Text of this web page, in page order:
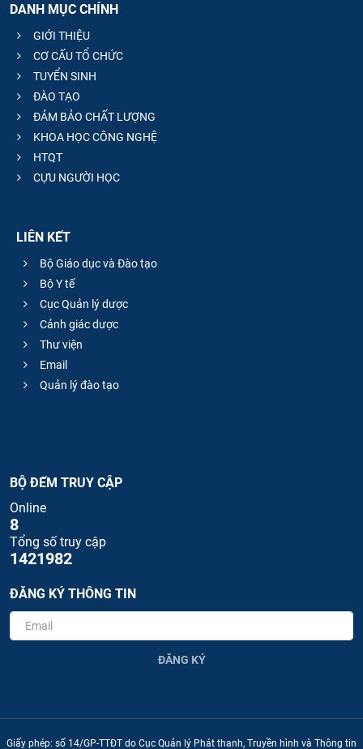
DANH MỤC CHÍNH
GIỚI THIỆU
CƠ CẤU TỔ CHỨC
TUYỂN SINH
ĐÀO TẠO
ĐẢM BẢO CHẤT LƯỢNG
KHOA HỌC CÔNG NGHỆ
HTQT
CỰU NGƯỜI HỌC
LIÊN KẾT
Bộ Giáo dục và Đào tạo
Bộ Y tế
Cục Quản lý dược
Cảnh giác dược
Thư viện
Email
Quản lý đào tạo
BỘ ĐẾM TRUY CẬP
Online
8
Tổng số truy cập
1421982
ĐĂNG KÝ THÔNG TIN
ĐĂNG KÝ
Giấy phép: số 14/GP-TTĐT do Cục Quản lý Phát thanh, Truyền hình và Thông tin